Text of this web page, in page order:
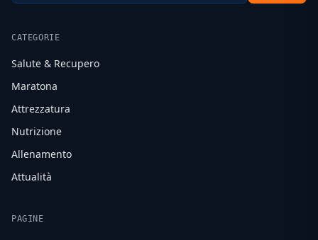
CATEGORIE
Salute & Recupero
Maratona
Attrezzatura
Nutrizione
Allenamento
Attualità
PAGINE